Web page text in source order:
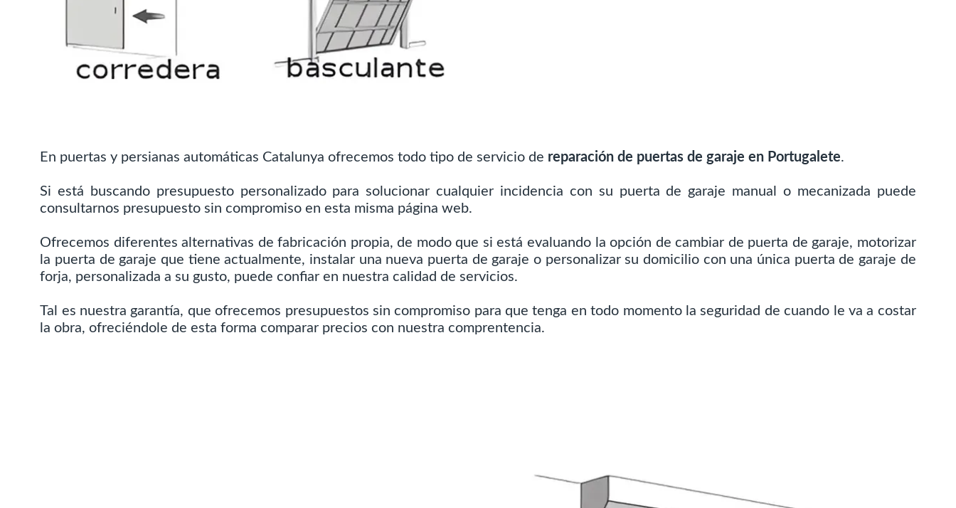
En puertas y persianas automáticas Catalunya ofrecemos todo tipo de servicio de reparación de puertas de garaje en Portugalete.
Si está buscando presupuesto personalizado para solucionar cualquier incidencia con su puerta de garaje manual o mecanizada puede
consultarnos presupuesto sin compromiso en esta misma página web.
Ofrecemos diferentes alternativas de fabricación propia, de modo que si está evaluando la opción de cambiar de puerta de garaje, motorizar
la puerta de garaje que tiene actualmente, instalar una nueva puerta de garaje o personalizar su domicilio con una única puerta de garaje de
forja, personalizada a su gusto, puede confiar en nuestra calidad de servicios.
Tal es nuestra garantía, que ofrecemos presupuestos sin compromiso para que tenga en todo momento la seguridad de cuando le va a costar
la obra, ofreciéndole de esta forma comparar precios con nuestra comprentencia.